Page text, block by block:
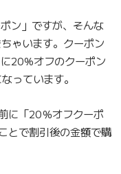
ン」ですが、そんな
ゃいます。クーポン
20%オフのクーポン
っています。
に「20％オフクーポ
とで割引後の金額で購